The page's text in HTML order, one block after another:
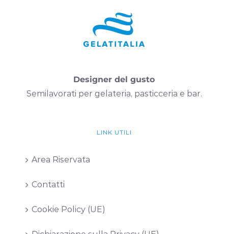
Designer del gusto
Semilavorati per gelateria, pasticceria e bar.
LINK UTILI
Area Riservata
Contatti
Cookie Policy (UE)